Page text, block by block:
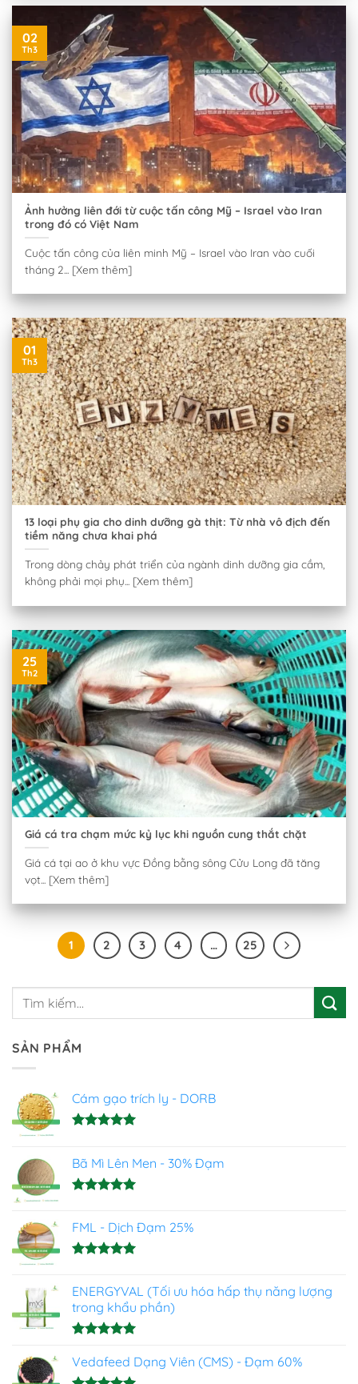
Ảnh hưởng liên đới từ cuộc tấn công Mỹ – Israel vào Iran
trong đó có Việt Nam
Cuộc tấn công của liên minh Mỹ – Israel vào Iran vào cuối
tháng 2... [Xem thêm]
02
Th3
13 loại phụ gia cho dinh dưỡng gà thịt: Từ nhà vô địch đến
tiềm năng chưa khai phá
Trong dòng chảy phát triển của ngành dinh dưỡng gia cầm,
không phải mọi phụ... [Xem thêm]
01
Th3
Giá cá tra chạm mức kỷ lục khi nguồn cung thắt chặt
Giá cá tại ao ở khu vực Đồng bằng sông Cửu Long đã tăng
vọt... [Xem thêm]
25
Th2
1 2 3 4 … 25
SẢN PHẨM
Cám gạo trích ly - DORB
5 sao
Bã Mì Lên Men - 30% Đạm
5 sao
FML - Dịch Đạm 25%
5 sao
ENERGYVAL (Tối ưu hóa hấp thụ năng lượng
trong khẩu phần)
hạng5.00
Vedafeed Dạng Viên (CMS) - Đạm 60%